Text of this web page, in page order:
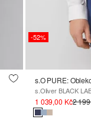
-52%
s.Oliver BLACK
1 039,00 Kč2